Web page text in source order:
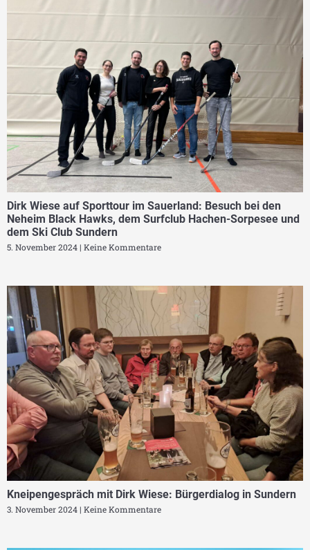
Dirk Wiese auf Sporttour im Sauerland: Besuch bei den
Neheim Black Hawks, dem Surfclub Hachen-Sorpesee und
dem Ski Club Sundern
5. November 2024 Keine Kommentare
Kneipengespräch mit Dirk Wiese: Bürgerdialog in Sundern
3. November 2024 Keine Kommentare